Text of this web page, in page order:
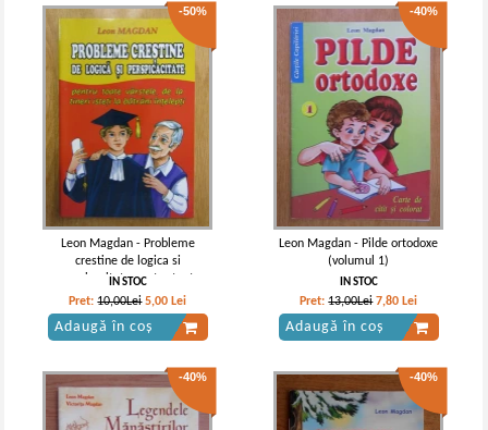
-50%
Leon Magdan - Probleme
crestine de logica si
perspicacitate pentru toate
varstele, de la tineri isteti la
batrani intelepti
IN STOC
Pret:10,00Lei 5,00 Lei
Adaugă în coș
-40%
Leon Magdan - Pilde ortodoxe
(volumul 1)
IN STOC
Pret:13,00Lei 7,80 Lei
Adaugă în coș
-40% -40%